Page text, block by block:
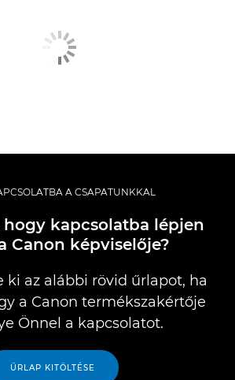
A CSAPATUNKKAL
hogy kapcsolatba lépjen
Canon képviselője?
ki az alábbi rövid űrlapot, ha
a Canon termékszakértője
Önnel a kapcsolatot.
ŰRLAP KITÖLTÉSE